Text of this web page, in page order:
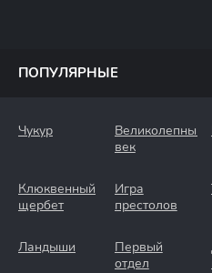
ПОПУЛЯРНЫЕ
Чукур
Великолепный
век
Клюквенный
щербет
Игра
престолов
Ландыши
Первый
отдел